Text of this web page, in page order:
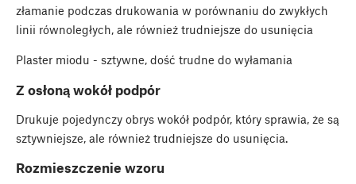
złamanie podczas drukowania w porównaniu do zwykłych
linii równoległych, ale również trudniejsze do usunięcia
Plaster miodu - sztywne, dość trudne do wyłamania
Z osłoną wokół podpór
Drukuje pojedynczy obrys wokół podpór, który sprawia, że są
sztywniejsze, ale również trudniejsze do usunięcia.
Rozmieszczenie wzoru